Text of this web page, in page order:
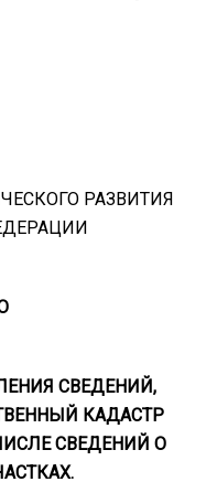
РАЗВИТИЯ
СВЕДЕНИЙ,
КАДАСТР
СВЕДЕНИЙ О